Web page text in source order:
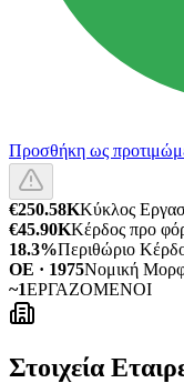
Προσθήκη ως
€250.58KΚύκλος
€45.90KΚέρδος προ
18.3%Περιθώριο
ΟΕ · 1975Νομική
~1ΕΡΓΑΖΟΜΕΝΟΙ
Στοιχεία